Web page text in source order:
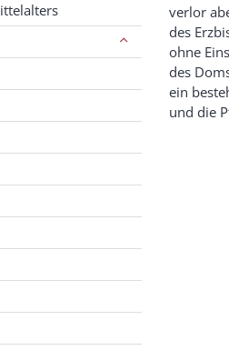
verlor
des
ohne
des
ein
und die